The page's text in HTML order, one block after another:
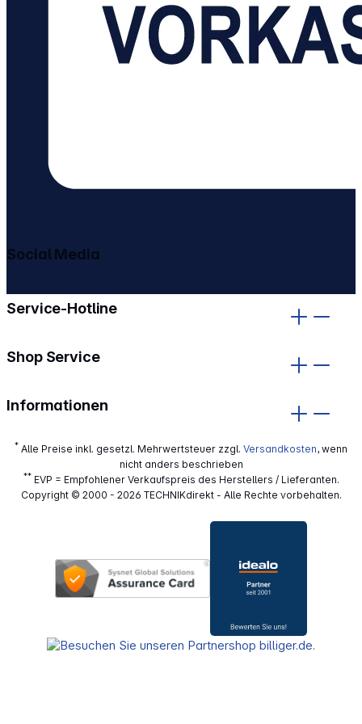
Service-Hotline
Shop Service
Informationen
Social Media
* Alle Preise inkl. gesetzl. Mehrwertsteuer zzgl. Versandkosten, wenn
nicht anders beschrieben
**EVP = Empfohlener Verkaufspreis des Herstellers / Lieferanten.
Copyright © 2000 - 2026 TECHNIKdirekt - Alle Rechte vorbehalten.